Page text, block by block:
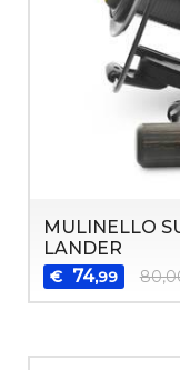
MULINELLO
LANDER
€ 74,99